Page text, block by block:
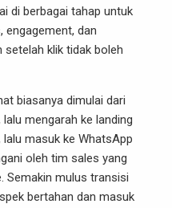
di berbagai tahap untuk
engagement, dan
setelah klik tidak boleh
biasanya dimulai dari
mengarah ke landing
masuk ke WhatsApp
oleh tim sales yang
Semakin mulus transisi
bertahan dan masuk